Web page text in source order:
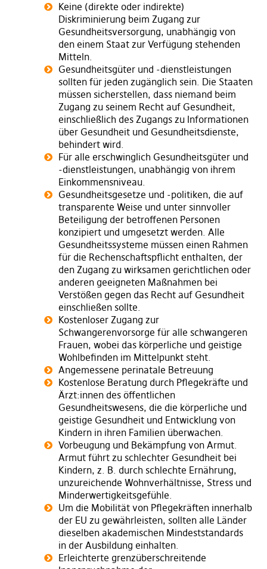
Keine (direkte oder indirekte)
Diskriminierung beim Zugang zur
Gesundheitsversorgung, unabhängig von
den einem Staat zur Verfügung stehenden
Mitteln.
Gesundheitsgüter und -dienstleistungen
sollten für jeden zugänglich sein. Die Staaten
müssen sicherstellen, dass niemand beim
Zugang zu seinem Recht auf Gesundheit,
einschließlich des Zugangs zu Informationen
über Gesundheit und Gesundheitsdienste,
behindert wird.
Für alle erschwinglich Gesundheitsgüter und
-dienstleistungen, unabhängig von ihrem
Einkommensniveau.
Gesundheitsgesetze und -politiken, die auf
transparente Weise und unter sinnvoller
Beteiligung der betroffenen Personen
konzipiert und umgesetzt werden. Alle
Gesundheitssysteme müssen einen Rahmen
für die Rechenschaftspflicht enthalten, der
den Zugang zu wirksamen gerichtlichen oder
anderen geeigneten Maßnahmen bei
Verstößen gegen das Recht auf Gesundheit
einschließen sollte.
Kostenloser Zugang zur
Schwangerenvorsorge für alle schwangeren
Frauen, wobei das körperliche und geistige
Wohlbefinden im Mittelpunkt steht.
Angemessene perinatale Betreuung
Kostenlose Beratung durch Pflegekräfte und
Ärzt:innen des öffentlichen
Gesundheitswesens, die die körperliche und
geistige Gesundheit und Entwicklung von
Kindern in ihren Familien überwachen.
Vorbeugung und Bekämpfung von Armut.
Armut führt zu schlechter Gesundheit bei
Kindern, z. B. durch schlechte Ernährung,
unzureichende Wohnverhältnisse, Stress und
Minderwertigkeitsgefühle.
Um die Mobilität von Pflegekräften innerhalb
der EU zu gewährleisten, sollten alle Länder
dieselben akademischen Mindeststandards
in der Ausbildung einhalten.
Erleichterte grenzüberschreitende